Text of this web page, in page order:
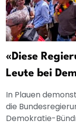
«Diese
Leute bei
In Plauen
die
Demokratie-